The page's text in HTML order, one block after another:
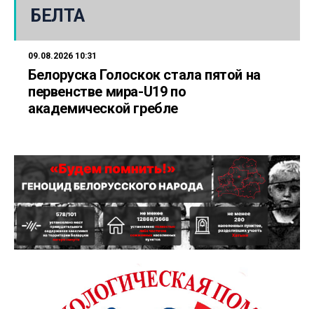
БЕЛТА
09.08.2026 10:31
Белоруска Голоскок стала пятой на
первенстве мира-U19 по
академической гребле